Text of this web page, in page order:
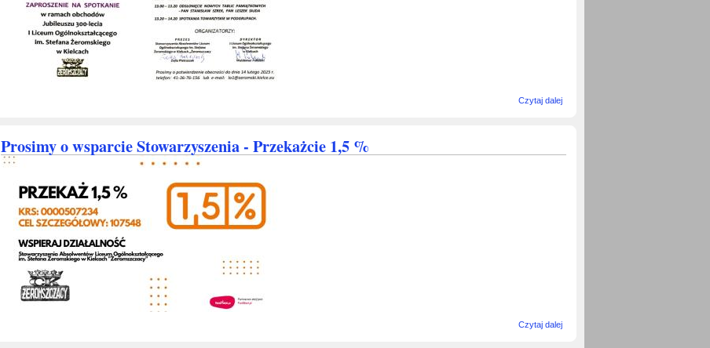
Czytaj dalejwpis
STEFANA
Prosimy o wsparcie Stowarzyszenia - Przekażcie 1,5 %
Czytaj dalejwpis Prosimy o